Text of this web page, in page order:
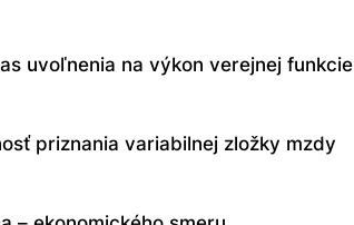
uvoľnenia na výkon verejnej funkcie
priznania variabilnej zložky mzdy